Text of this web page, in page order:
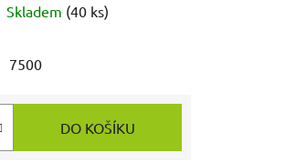
Skladem (40 ks)
7500
DO KOŠÍKU